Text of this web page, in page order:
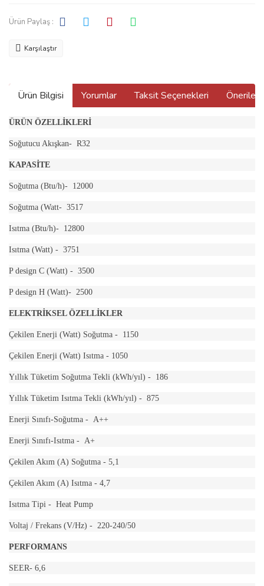
Ürün Paylaş :
Karşılaştır
Ürün Bilgisi Yorumlar Taksit Seçenekleri
ÜRÜN ÖZELLİKLERİ
Soğutucu Akışkan- R32
KAPASİTE
Soğutma (Btu/h)- 12000
Soğutma (Watt- 3517
Isıtma (Btu/h)- 12800
Isıtma (Watt) - 3751
P design C (Watt) - 3500
P design H (Watt)- 2500
ELEKTRİKSEL ÖZELLİKLER
Çekilen Enerji (Watt) Soğutma - 1150
Çekilen Enerji (Watt) Isıtma - 1050
Yıllık Tüketim Soğutma Tekli (kWh/yıl) - 186
Yıllık Tüketim Isıtma Tekli (kWh/yıl) - 875
Enerji Sınıfı-Soğutma - A++
Enerji Sınıfı-Isıtma - A+
Çekilen Akım (A) Soğutma - 5,1
Çekilen Akım (A) Isıtma - 4,7
Isıtma Tipi - Heat Pump
Voltaj / Frekans (V/Hz) - 220-240/50
PERFORMANS
SEER- 6,6